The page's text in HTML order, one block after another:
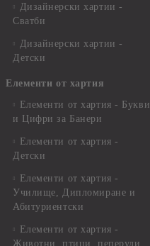
Дизайнерски хартии -
Сватби
Дизайнерски хартии -
Детски
Елементи от хартия
Елементи от хартия - Букви
и Цифри за Банери
Елементи от хартия -
Детски
Елементи от хартия -
Училище, Дипломиране и
Абитуриентски
Елементи от хартия -
Животни, птици, пеперуди